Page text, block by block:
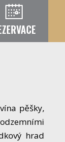
pěšky,
hrad